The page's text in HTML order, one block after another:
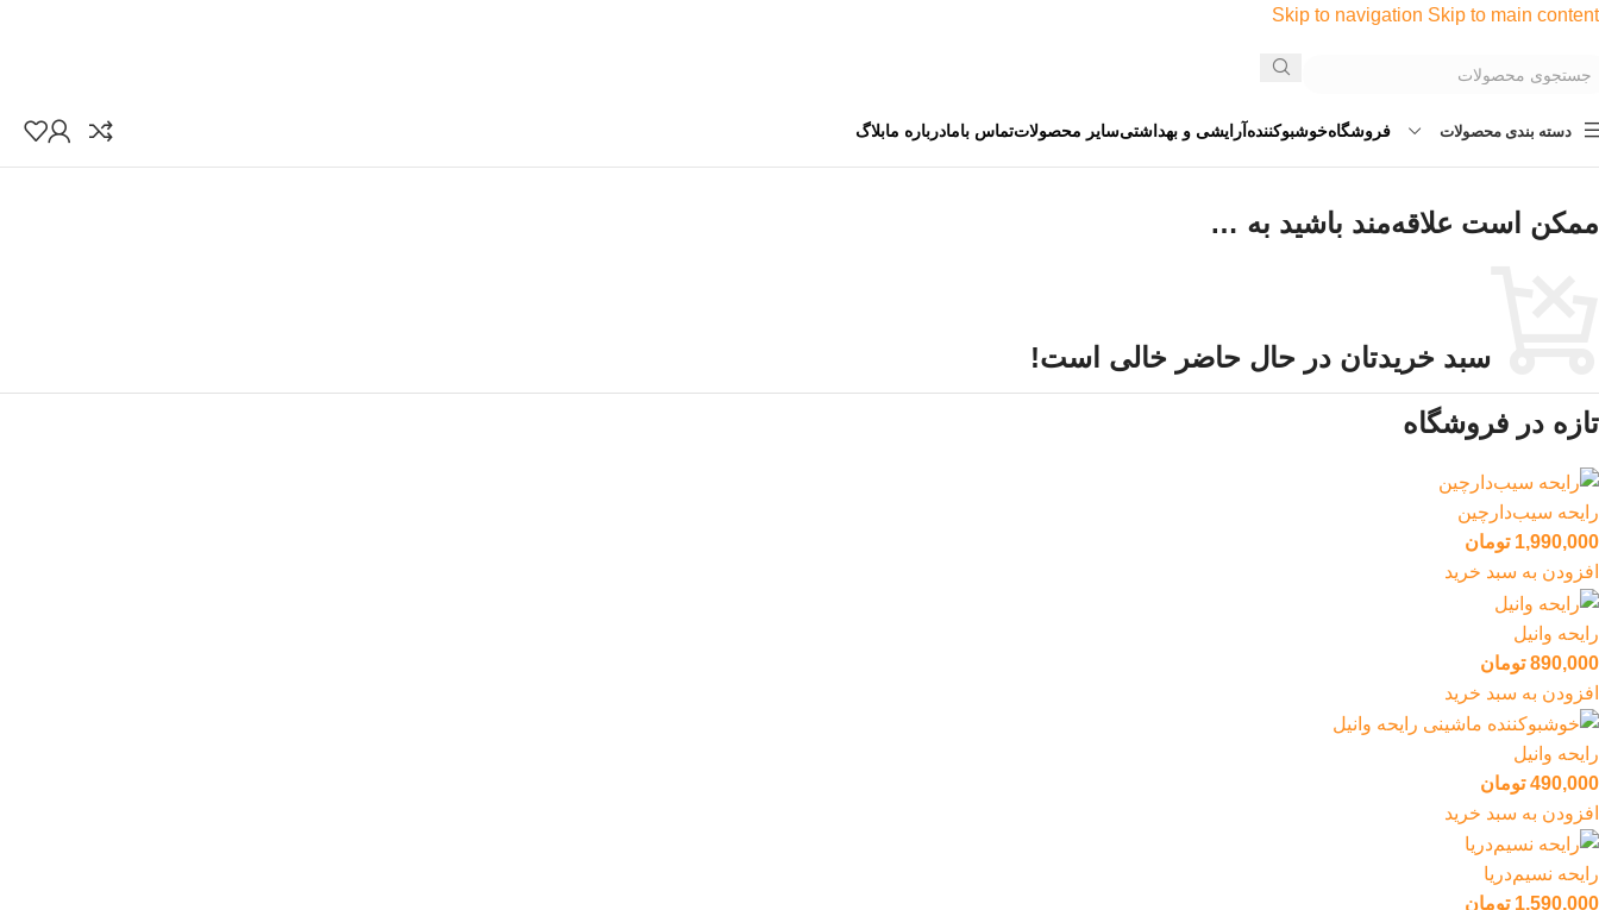
Skip to navigation Skip to main content
دسته بندی محصولات فروشگاهخوشبوکنندهآرایشی و بهداشتیسایر محصولاتتماس بامادرباره مابلاگ
ممکن است علاقه‌مند باشید به …
سبد خریدتان در حال حاضر خالی است!
تازه در فروشگاه
رایحه سیب‌‌دارچین
1,990,000 تومان
افزودن به سبد خرید
رایحه وانیل
890,000 تومان
افزودن به سبد خرید
رایحه وانیل
490,000 تومان
افزودن به سبد خرید
رایحه نسیم‌دریا
1,590,000 تومان